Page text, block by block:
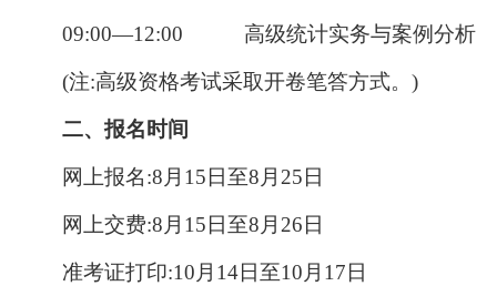
09:00—12:00 高级统计实务与案例分析
(注:高级资格考试采取开卷笔答方式。)
二、报名时间
网上报名:8月 15 日至8月 25日
网上交费:8月 15 日至8月 26日
准考证打印:10月 14日至10月 17日